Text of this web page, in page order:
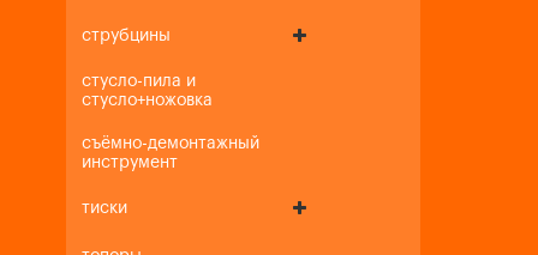
струбцины
стусло-пила и
стусло+ножовка
съёмно-демонтажный
инструмент
тиски